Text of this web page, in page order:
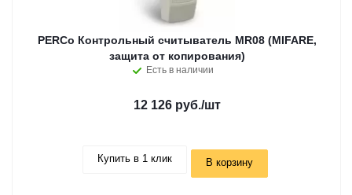
PERCo Контрольный считыватель MR08 (MIFARE,
защита от копирования)
Есть в наличии
12 126 руб./шт
Купить в 1 клик В корзину